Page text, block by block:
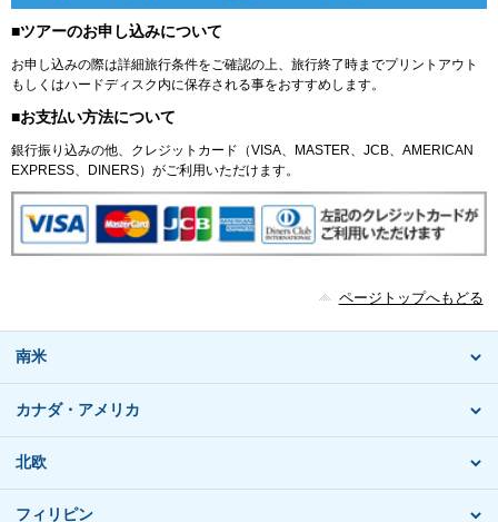
■ツアーのお申し込みについて
お申し込みの際は詳細旅行条件をご確認の上、旅行終了時までプリントアウト
もしくはハードディスク内に保存される事をおすすめします。
■お支払い方法について
銀行振り込みの他、クレジットカード（VISA、MASTER、JCB、AMERICAN
EXPRESS、DINERS）がご利用いただけます。
ページトップへもどる
南米
カナダ・アメリカ
北欧
フィリピン